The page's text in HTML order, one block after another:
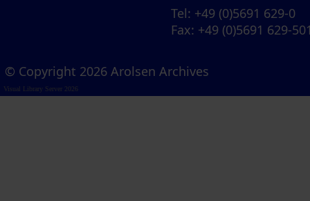
Tel: +49 (0)5691 629-0
Fax: +49 (0)5691 629-
© Copyright 2026 Arolsen Archives
Visual Library Server 2026